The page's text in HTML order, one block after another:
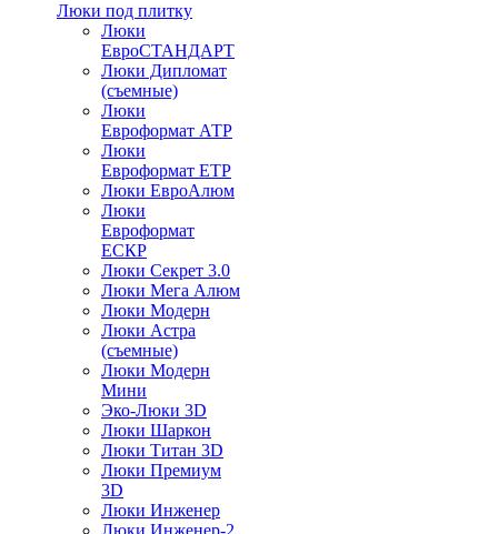
Люки под плитку
Люки
ЕвроСТАНДАРТ
Люки Дипломат
(съемные)
Люки
Евроформат АТР
Люки
Евроформат ЕТР
Люки ЕвроАлюм
Люки
Евроформат
ЕСКР
Люки Секрет 3.0
Люки Мега Алюм
Люки Модерн
Люки Астра
(съемные)
Люки Модерн
Мини
Эко-Люки 3D
Люки Шаркон
Люки Титан 3D
Люки Премиум
3D
Люки Инженер
Люки Инженер-2